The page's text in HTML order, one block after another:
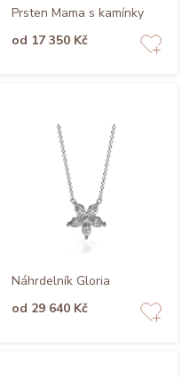
Prsten Mama s kamínky
od 17 350 Kč
Náhrdelník Gloria
od 29 640 Kč